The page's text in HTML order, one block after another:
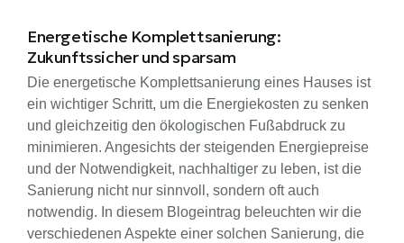
Energetische Komplettsanierung:
Zukunftssicher und sparsam
Die energetische Komplettsanierung eines Hauses ist
ein wichtiger Schritt, um die Energiekosten zu senken
und gleichzeitig den ökologischen Fußabdruck zu
minimieren. Angesichts der steigenden Energiepreise
und der Notwendigkeit, nachhaltiger zu leben, ist die
Sanierung nicht nur sinnvoll, sondern oft auch
notwendig. In diesem Blogeintrag beleuchten wir die
verschiedenen Aspekte einer solchen Sanierung, die